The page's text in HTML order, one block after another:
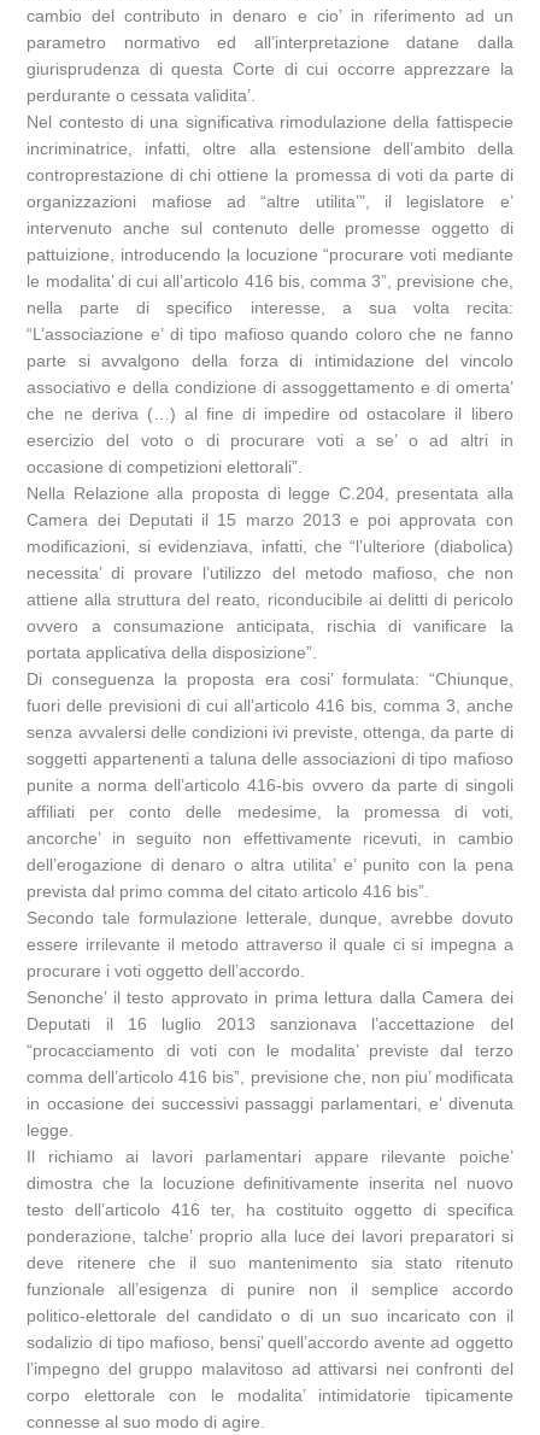
cambio del contributo in denaro e cio’ in riferimento ad un
parametro normativo ed all’interpretazione datane dalla
giurisprudenza di questa Corte di cui occorre apprezzare la
perdurante o cessata validita’.
Nel contesto di una significativa rimodulazione della fattispecie
incriminatrice, infatti, oltre alla estensione dell’ambito della
controprestazione di chi ottiene la promessa di voti da parte di
organizzazioni mafiose ad “altre utilita’”, il legislatore e’
intervenuto anche sul contenuto delle promesse oggetto di
pattuizione, introducendo la locuzione “procurare voti mediante
le modalita’ di cui all’articolo 416 bis, comma 3”, previsione che,
nella parte di specifico interesse, a sua volta recita:
“L’associazione e’ di tipo mafioso quando coloro che ne fanno
parte si avvalgono della forza di intimidazione del vincolo
associativo e della condizione di assoggettamento e di omerta’
che ne deriva (…) al fine di impedire od ostacolare il libero
esercizio del voto o di procurare voti a se’ o ad altri in
occasione di competizioni elettorali”.
Nella Relazione alla proposta di legge C.204, presentata alla
Camera dei Deputati il 15 marzo 2013 e poi approvata con
modificazioni, si evidenziava, infatti, che “l’ulteriore (diabolica)
necessita’ di provare l’utilizzo del metodo mafioso, che non
attiene alla struttura del reato, riconducibile ai delitti di pericolo
ovvero a consumazione anticipata, rischia di vanificare la
portata applicativa della disposizione”.
Di conseguenza la proposta era cosi’ formulata: “Chiunque,
fuori delle previsioni di cui all’articolo 416 bis, comma 3, anche
senza avvalersi delle condizioni ivi previste, ottenga, da parte di
soggetti appartenenti a taluna delle associazioni di tipo mafioso
punite a norma dell’articolo 416-bis ovvero da parte di singoli
affiliati per conto delle medesime, la promessa di voti,
ancorche’ in seguito non effettivamente ricevuti, in cambio
dell’erogazione di denaro o altra utilita’ e’ punito con la pena
prevista dal primo comma del citato articolo 416 bis”.
Secondo tale formulazione letterale, dunque, avrebbe dovuto
essere irrilevante il metodo attraverso il quale ci si impegna a
procurare i voti oggetto dell’accordo.
Senonche’ il testo approvato in prima lettura dalla Camera dei
Deputati il 16 luglio 2013 sanzionava l’accettazione del
“procacciamento di voti con le modalita’ previste dal terzo
comma dell’articolo 416 bis”, previsione che, non piu’ modificata
in occasione dei successivi passaggi parlamentari, e’ divenuta
legge.
Il richiamo ai lavori parlamentari appare rilevante poiche’
dimostra che la locuzione definitivamente inserita nel nuovo
testo dell’articolo 416 ter, ha costituito oggetto di specifica
ponderazione, talche’ proprio alla luce dei lavori preparatori si
deve ritenere che il suo mantenimento sia stato ritenuto
funzionale all’esigenza di punire non il semplice accordo
politico-elettorale del candidato o di un suo incaricato con il
sodalizio di tipo mafioso, bensi’ quell’accordo avente ad oggetto
l’impegno del gruppo malavitoso ad attivarsi nei confronti del
corpo elettorale con le modalita’ intimidatorie tipicamente
connesse al suo modo di agire.